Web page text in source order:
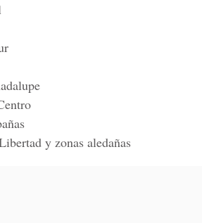
y zonas aledañas